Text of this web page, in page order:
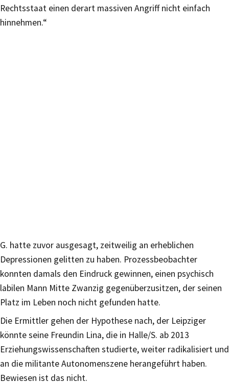
Rechtsstaat einen derart massiven Angriff nicht einfach
hinnehmen.“
G. hatte zuvor ausgesagt, zeitweilig an erheblichen
Depressionen gelitten zu haben. Prozessbeobachter
konnten damals den Eindruck gewinnen, einen psychisch
labilen Mann Mitte Zwanzig gegenüberzusitzen, der seinen
Platz im Leben noch nicht gefunden hatte.
Die Ermittler gehen der Hypothese nach, der Leipziger
könnte seine Freundin Lina, die in Halle/S. ab 2013
Erziehungswissenschaften studierte, weiter radikalisiert und
an die militante Autonomenszene herangeführt haben.
Bewiesen ist das nicht.